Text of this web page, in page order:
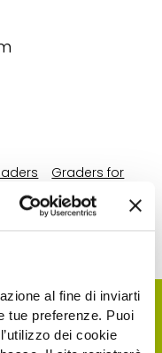
al fine di inviarti
tue preferenze. Puoi
dei cookie
Graders for
Mounted
ploughs
Stone